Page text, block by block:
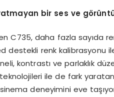
bir ses ve
C735, daha fazla sayıda
destekli renk kalibrasyonu
kontrastı ve parlaklık
teknolojileri ile de fark
deneyimini eve